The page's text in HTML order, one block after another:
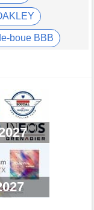
TV
le top 5
abandons
13:36
on verra"
de la fin de
boue BBB